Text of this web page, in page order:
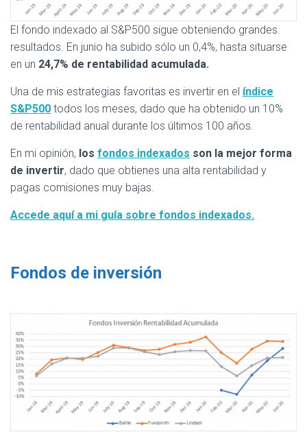
El fondo indexado al S&P500 sigue obteniendo grandes
resultados. En junio ha subido sólo un 0,4%, hasta situarse
en un 24,7% de rentabilidad acumulada.
Una de mis estrategias favoritas es invertir en el índice
S&P500 todos los meses, dado que ha obtenido un 10%
de rentabilidad anual durante los últimos 100 años.
En mi opinión, los fondos indexados son la mejor forma
de invertir, dado que obtienes una alta rentabilidad y
pagas comisiones muy bajas.
Accede aquí a mi guía sobre fondos indexados.
Fondos de inversión